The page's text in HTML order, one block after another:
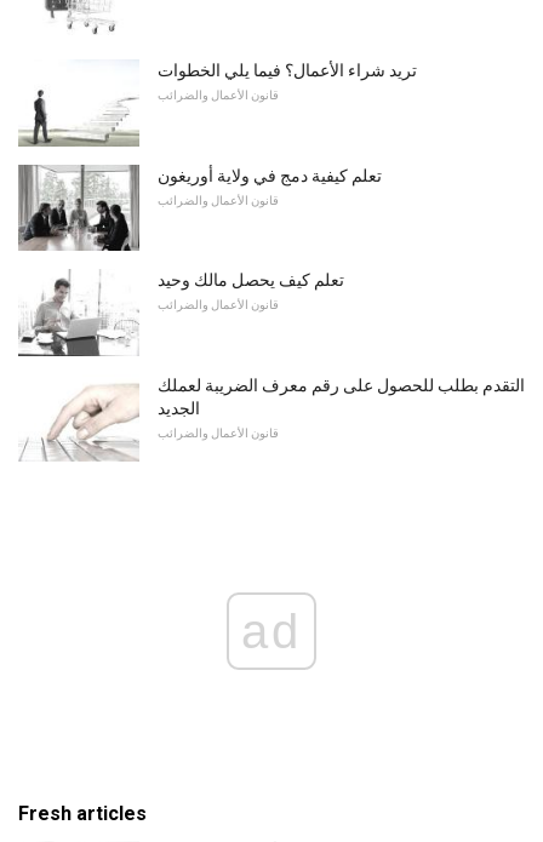
تريد شراء الأعمال؟ فيما يلي الخطوات
قانون الأعمال والضرائب
تعلم كيفية دمج في ولاية أوريغون
قانون الأعمال والضرائب
تعلم كيف يحصل مالك وحيد
قانون الأعمال والضرائب
التقدم بطلب للحصول على رقم معرف الضريبة لعملك
الجديد
قانون الأعمال والضرائب
ad
Fresh articles